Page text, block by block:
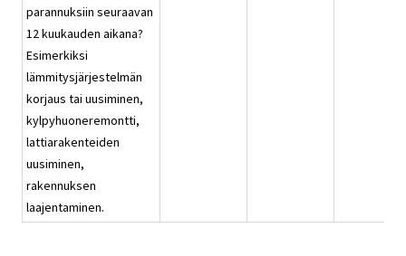
parannuksiin seuraavan
12 kuukauden aikana?
Esimerkiksi
lämmitysjärjestelmän
korjaus tai uusiminen,
kylpyhuoneremontti,
lattiarakenteiden
uusiminen,
rakennuksen
laajentaminen.